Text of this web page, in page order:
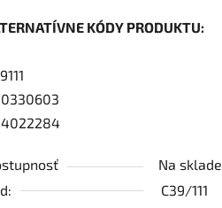
KÓDY PRODUKTU:
Na sklade
C39/111